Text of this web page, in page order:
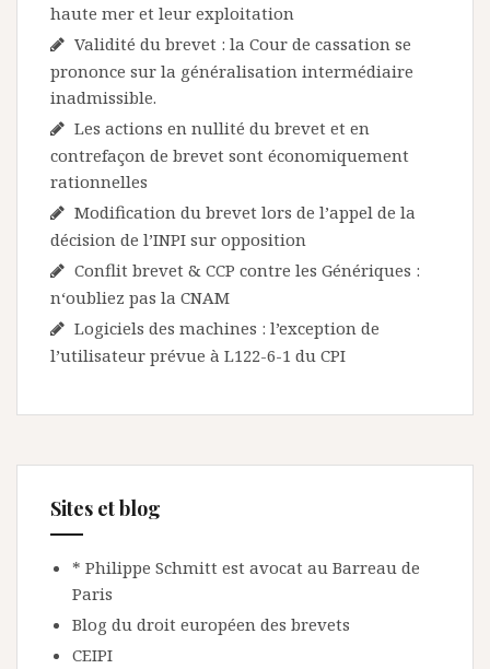
haute mer et leur exploitation
Validité du brevet : la Cour de cassation se
prononce sur la généralisation intermédiaire
inadmissible.
Les actions en nullité du brevet et en
contrefaçon de brevet sont économiquement
rationnelles
Modification du brevet lors de l’appel de la
décision de l’INPI sur opposition
Conflit brevet & CCP contre les Génériques :
n‘oubliez pas la CNAM
Logiciels des machines : l’exception de
l’utilisateur prévue à L122-6-1 du CPI
Sites et blog
* Philippe Schmitt est avocat au Barreau de
Paris
Blog du droit européen des brevets
CEIPI